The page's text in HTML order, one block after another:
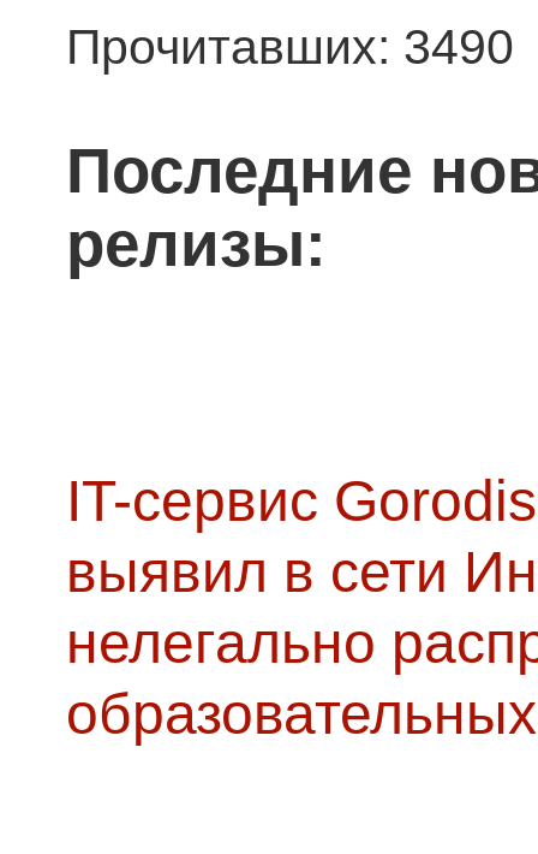
Прочитавших: 3490
Последние
релизы:
IT-сервис
выявил в сети
нелегально